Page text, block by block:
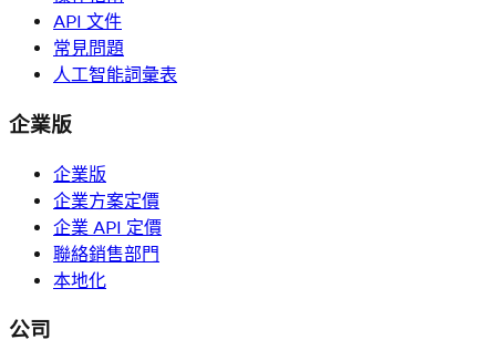
API 文件
常見問題
人工智能詞彙表
企業版
企業版
企業方案定價
企業 API 定價
聯絡銷售部門
本地化
公司